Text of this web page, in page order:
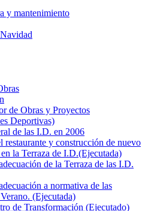
y mantenimiento
de Obras y Proyectos
Deportivas)
de las I.D. en 2006
restaurante y construcción de nuevo
la Terraza de I.D.(Ejecutada)
de la Terraza de las I.D.
a normativa de las
(Ejecutada)
de Transformación (Ejecutado)